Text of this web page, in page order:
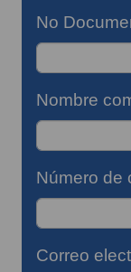
No
Nombre
Número de
Correo